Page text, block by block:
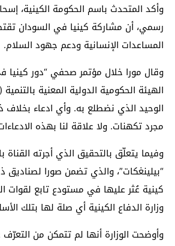
وأكد المتحدث باسم الحكومة الكينية،
رسمي، أن مشاركة كينيا في السودان
المساعدات الإنسانية ودعم جهود السلام.
وقال مورا خلال مؤتمر صحفي “دور كينيا
الهيئة الحكومية الدولية المعنية
الوحيد الذي نضطلع به. وأي ادعاء بخلاف
مجرد تكهنات. ولا علاقة لنا بهذه
وفيما يتعلّق بالتحقيق الذي أجرته القناة
“بيلينغكات”، والذي تضمن صورا لصناديق
كينية عُثر عليها في مستودع تابع لقوات
وزارة الدفاع الكينية أي صلة لها بتلك
وأوضحت الوزارة أنها لم تتمكن من